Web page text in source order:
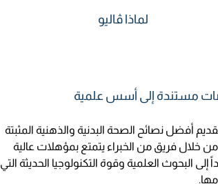
لماذا ڤاليو
مستندة إلى أسس علمية
أفضل نصائح الصحة البدنية والذهنية المثبتة
من خلال فريق من الخبراء يتمتع بمؤهلات عالية
إلى البحوث العلمية وقوة التكنولوجيا الحديثة التي